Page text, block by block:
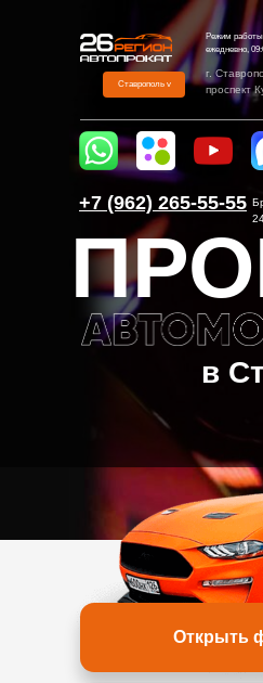
Открыть
в
г.
проспект
Режим
ежедневно,
+7 (962) 265-55-55‬
Ставрополь v